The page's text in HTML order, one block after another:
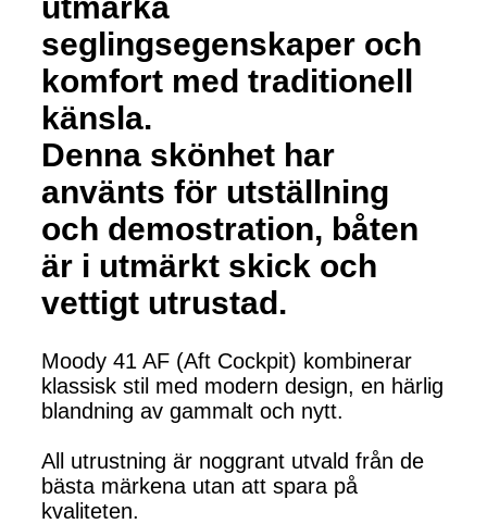
seglingsegenskaper och
komfort med traditionell
känsla.
Denna skönhet har
använts för utställning
och demostration, båten
är i utmärkt skick och
vettigt utrustad.
Moody 41 AF (Aft Cockpit) kombinerar
klassisk stil med modern design, en härlig
blandning av gammalt och nytt.
All utrustning är noggrant utvald från de
bästa märkena utan att spara på
kvaliteten.